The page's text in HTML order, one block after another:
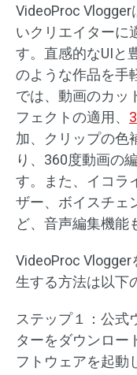
VideoProc
いクリエイターに
す。直感的なUIと
のような作品を手
では、動画のカッ
フェクトの適用、
加、クリップの色
り、360度動画の
す。また、イコラ
ザー、ボイスチェ
ど、音声編集機能
VideoProc
生する方法は以下
ステップ１：公式
ターをダウンロー
フトウェアを起動